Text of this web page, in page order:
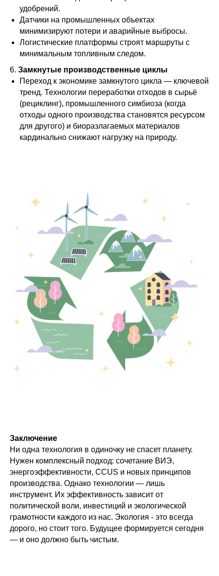
удобрений.
Датчики на промышленных объектах
минимизируют потери и аварийные выбросы.
Логистические платформы строят маршруты с
минимальным топливным следом.
6. Замкнутые производственные циклы
Переход к экономике замкнутого цикла — ключевой
тренд. Технологии переработки отходов в сырьё
(рециклинг), промышленного симбиоза (когда
отходы одного производства становятся ресурсом
для другого) и биоразлагаемых материалов
кардинально снижают нагрузку на природу.
Заключение
Ни одна технология в одиночку не спасет планету.
Нужен комплексный подход: сочетание ВИЭ,
энергоэффективности, CCUS и новых принципов
производства. Однако технологии — лишь
инструмент. Их эффективность зависит от
политической воли, инвестиций и экологической
грамотности каждого из нас. Экология - это всегда
дорого, но стоит того. Будущее формируется сегодня
— и оно должно быть чистым.